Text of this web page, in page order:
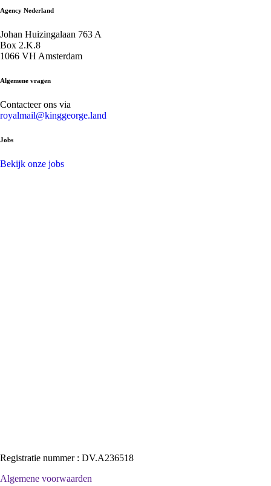
Agency Nederland
Johan Huizingalaan 763 A
Box 2.K.8
1066 VH Amsterdam
Algemene vragen
Contacteer ons via
royalmail@kinggeorge.land
Jobs
Bekijk onze jobs
Registratie nummer : DV.A236518
Algemene voorwaarden